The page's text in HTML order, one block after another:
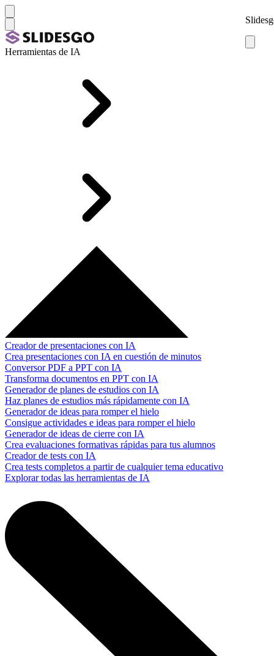
Herramientas de IA
Creador de presentaciones con IA
Crea presentaciones con IA en cuestión de minutos
Conversor PDF a PPT con IA
Transforma documentos en PPT con IA
Generador de planes de estudios con IA
Haz planes de estudios más rápidamente con IA
Generador de ideas para romper el hielo
Consigue actividades e ideas para romper el hielo
Generador de ideas de cierre con IA
Crea evaluaciones formativas rápidas para tus alumnos
Creador de tests con IA
Crea tests completos a partir de cualquier tema educativo
Explorar todas las herramientas de IA